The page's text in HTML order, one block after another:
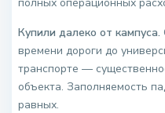
Купили далеко от кампуса.
времени дороги до
транспорте —
объекта. Заполняемость
равных.